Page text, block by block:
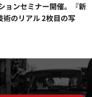
ョンセミナー開催。『新
のリアル 2枚目の写